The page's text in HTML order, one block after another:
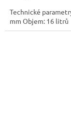
Technické
mm Objem: 16 litrů